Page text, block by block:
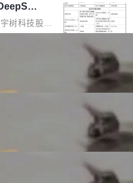
数 coding
的设
辅助贡献最
句话：LLM
但不能用来
非作者本身
树科技股份
售结果，杭
略配售对
其中，Dee
多次传递同
时会拒绝包
投票中获得